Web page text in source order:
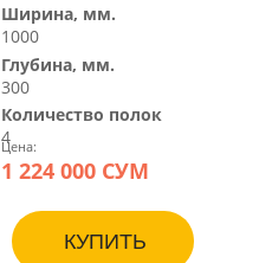
Ширина, мм.
1000
Глубина, мм.
300
Количество полок
4
Цена:
1 224 000 СУМ
КУПИТЬ